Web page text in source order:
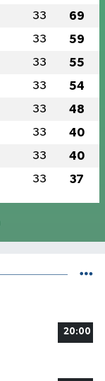
33 69
33 59
33 55
33 54
33 48
33 40
33 40
33 37
20:00